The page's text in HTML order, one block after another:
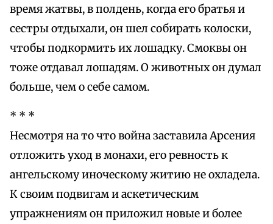
время жатвы, в полдень, когда его братья и
сестры отдыхали, он шел собирать колоски,
чтобы подкормить их лошадку. Смоквы он
тоже отдавал лошадям. О животных он думал
больше, чем о себе самом.
* * *
Несмотря на то что война заставила Арсения
отложить уход в монахи, его ревность к
ангельскому иноческому житию не охладела.
К своим подвигам и аскетическим
упражнениям он приложил новые и более